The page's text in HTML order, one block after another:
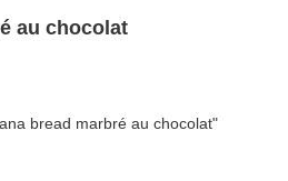
au chocolat